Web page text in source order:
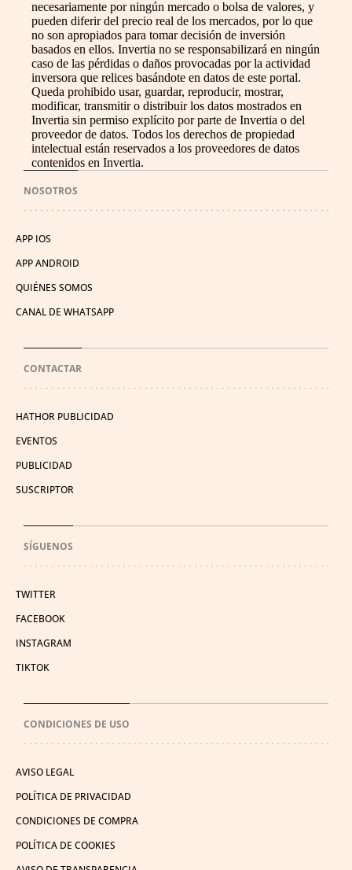
necesariamente por ningún mercado o bolsa de valores, y
pueden diferir del precio real de los mercados, por lo que
no son apropiados para tomar decisión de inversión
basados en ellos. Invertia no se responsabilizará en ningún
caso de las pérdidas o daños provocadas por la actividad
inversora que relices basándote en datos de este portal.
Queda prohibido usar, guardar, reproducir, mostrar,
modificar, transmitir o distribuir los datos mostrados en
Invertia sin permiso explícito por parte de Invertia o del
proveedor de datos. Todos los derechos de propiedad
intelectual están reservados a los proveedores de datos
contenidos en Invertia.
NOSOTROS
APP IOS
APP ANDROID
QUIÉNES SOMOS
CANAL DE WHATSAPP
CONTACTAR
HATHOR PUBLICIDAD
EVENTOS
PUBLICIDAD
SUSCRIPTOR
SÍGUENOS
TWITTER
FACEBOOK
INSTAGRAM
TIKTOK
CONDICIONES DE USO
AVISO LEGAL
POLÍTICA DE PRIVACIDAD
CONDICIONES DE COMPRA
POLÍTICA DE COOKIES